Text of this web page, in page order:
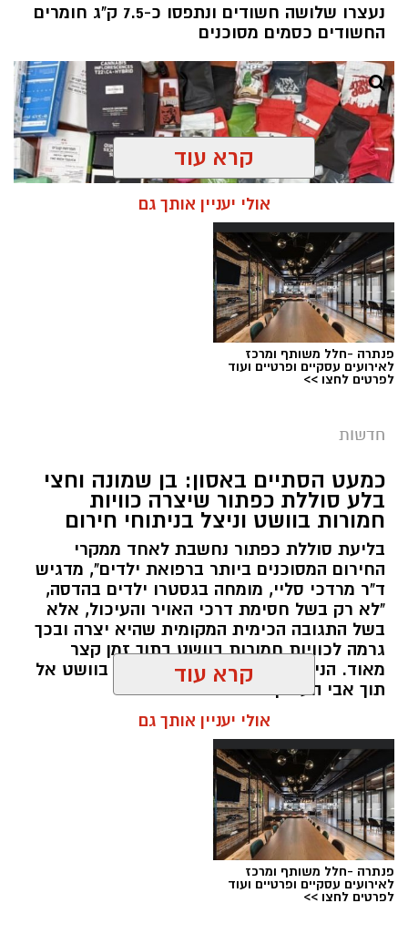
נעצרו שלושה חשודים ונתפסו כ-7.5 ק"ג חומרים
החשודים כסמים מסוכנים
צילום: דוברות המשטרה
מערכת ירושלים נט / 09:11 06.08.26
הסמים המסוכנים, בוצעו בימים האחרונים שתי
פעילויות ממוקדות, שהובילו למעצר של שלושה
החשודים כסמים מסוכנים, כסף מזומן ואמצעים
נוספים.
בפעילות בלשי תחנת לב הבירה שביצעו חיפוש
ע"פ צו בימ"ש, אותרו שני כלי רכב שעוררו את
חשדם של השוטרים. לאחר מעקב סמוי נעצרו שני
חשודים (27,31) תושבי העיר ירושלים. ובחיפוש בכלי
הרכב נתפסו כ-5.5 ק"ג של חומרים החשודים
כסמים מסוכנים, 15,140 ש"ח במזומן, שבעה
טלפונים ניידים וכלי עישון. שני החשודים הועברו
לחקירה, ובית המשפט האריך את מעצר אחד
החשודים עד לתאריך 6.8.26.
בפעילות נוספת של בלשי תחנת בית שמש,
ובמסגרת מעקב סמוי אחר רכב החשוד בסחר
קרא עוד
אולי יעניין אותך גם
פנתרה -חלל משותף ומרכז
לאירועים עסקיים ופרטיים ועוד
לפרטים לחצו >>
חדשות
כמעט הסתיים באסון: בן שמונה וחצי
בלע סוללת כפתור שיצרה כוויות
חמורות בוושט וניצל בניתוחי חירום
בליעת סוללת כפתור נחשבת לאחד ממקרי
החירום המסוכנים ביותר ברפואת ילדים", מדגיש
ד"ר מרדכי סליי, מומחה בגסטרו ילדים בהדסה,
"לא רק בשל חסימת דרכי האויר והעיכול, אלא
בשל התגובה הכימית המקומית שהיא יצרה ובכך
גרמה לכוויות חמורות בוושט בתוך זמן קצר
מאוד. הניתוח הציל אותו מקרע חמור בוושט אל
תוך אבי העורקים״
קרא עוד
אולי יעניין אותך גם
פנתרה -חלל משותף ומרכז
לאירועים עסקיים ופרטיים ועוד
לפרטים לחצו >>